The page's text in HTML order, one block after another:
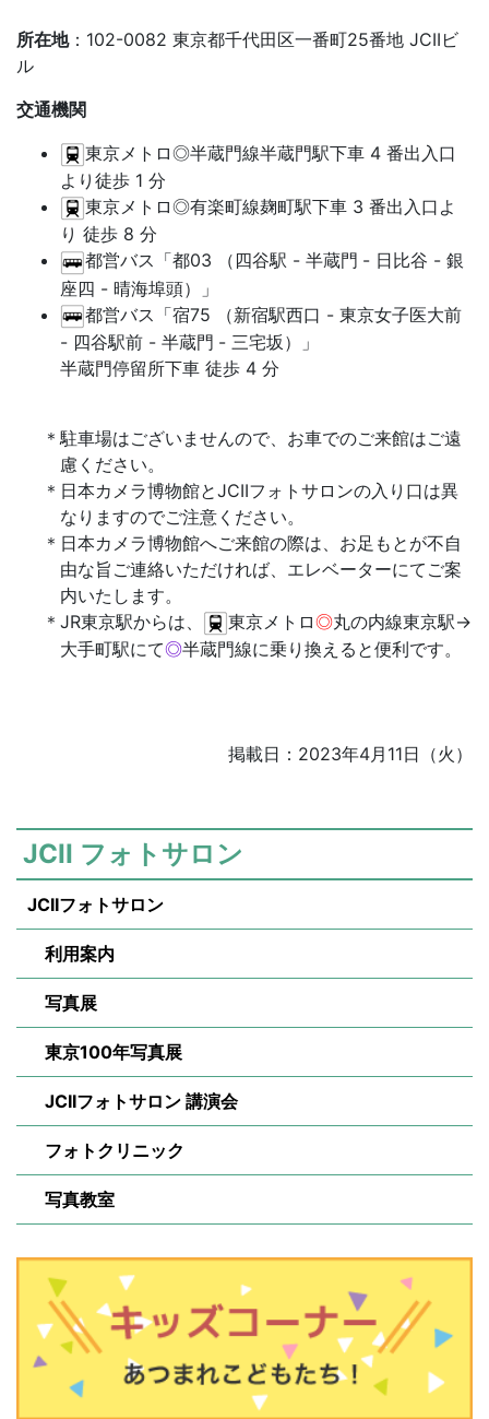
所在地：102-0082 東京都千代田区一番町25番地 JCIIビ
ル
交通機関
東京メトロ◎半蔵門線半蔵門駅下車 4 番出入口
より徒歩 1 分
東京メトロ◎有楽町線麹町駅下車 3 番出入口よ
り 徒歩 8 分
都営バス「都03 （四谷駅 - 半蔵門 - 日比谷 - 銀
座四 - 晴海埠頭）」
都営バス「宿75 （新宿駅西口 - 東京女子医大前
- 四谷駅前 - 半蔵門 - 三宅坂）」
半蔵門停留所下車 徒歩 4 分
駐車場はございませんので、お車でのご来館はご遠
慮ください。
日本カメラ博物館とJCIIフォトサロンの入り口は異
なりますのでご注意ください。
日本カメラ博物館へご来館の際は、お足もとが不自
由な旨ご連絡いただければ、エレベーターにてご案
内いたします。
JR東京駅からは、
東京メトロ◎丸の内線東京駅→
大手町駅にて◎半蔵門線に乗り換えると便利です。
掲載日：2023年4月11日（火）
JCII フォトサロン
JCIIフォトサロン
利用案内
写真展
東京100年写真展
JCIIフォトサロン 講演会
フォトクリニック
写真教室